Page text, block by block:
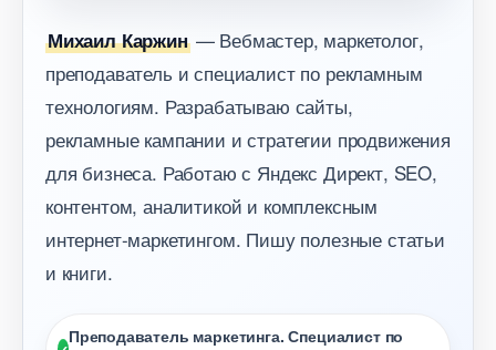
Михаил Каржин— Вебмастер, маркетолог,
преподаватель и специалист по рекламным
технологиям. Разрабатываю сайты,
рекламные кампании и стратегии продвижения
для бизнеса. Работаю с Яндекс Директ, SEO,
контентом, аналитикой и комплексным
интернет-маркетингом. Пишу полезные статьи
и книги.
Преподаватель маркетинга. Специалист по